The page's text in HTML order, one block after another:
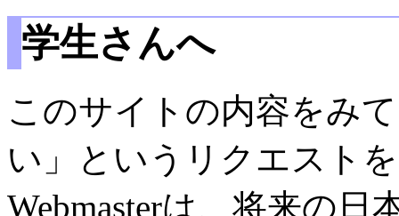
学生さんへ
このサイトの内容をみ
い」というリクエスト
Webmasterは、将来の